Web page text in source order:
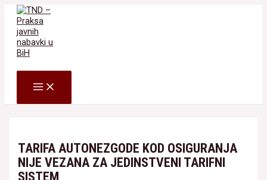
Skip
content
MAIN
MENU
TARIFA AUTONEZGODE KOD OSIGURANJA
NIJE VEZANA ZA JEDINSTVENI TARIFNI
SISTEM